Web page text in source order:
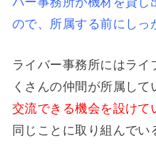
ので、所属する前にしっ
ライバー事務所にはライ
くさんの仲間が所属して
交流できる機会を設けて
同じことに取り組んで